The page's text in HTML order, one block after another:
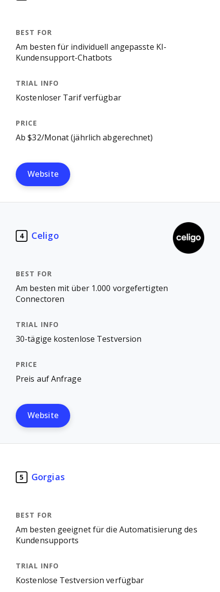
Am besten für individuell angepasste KI-
Kundensupport-Chatbots
Kostenloser Tarif verfügbar
Ab $32/Monat (jährlich abgerechnet)
Website
4 Celigo
Am besten mit über 1.000 vorgefertigten
Connectoren
30-tägige kostenlose Testversion
Preis auf Anfrage
Website
5 Gorgias
Am besten geeignet für die Automatisierung des
Kundensupports
Kostenlose Testversion verfügbar